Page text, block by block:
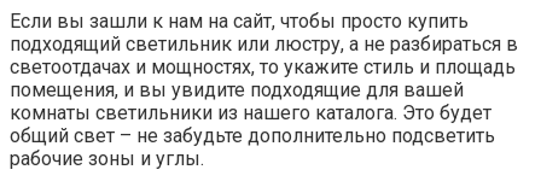
Если вы зашли к нам на сайт, чтобы просто купить
подходящий светильник или люстру, а не разбираться в
светоотдачах и мощностях, то укажите стиль и площадь
помещения, и вы увидите подходящие для вашей
комнаты светильники из нашего каталога. Это будет
общий свет – не забудьте дополнительно подсветить
рабочие зоны и углы.